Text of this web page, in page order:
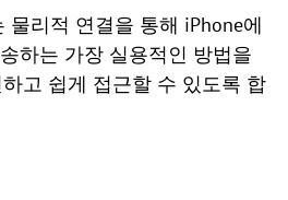
물리적 연결을 통해 iPhone에
하는 가장 실용적인 방법을
고 쉽게 접근할 수 있도록 합